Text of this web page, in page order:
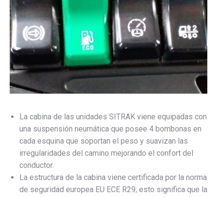
La cabina de las unidades SITRAK viene equipadas con
una suspensión neumática que posee 4 bombonas en
cada esquina que soportan el peso y suavizan las
irregularidades del camino mejorando el confort del
conductor.
La estructura de la cabina viene certificada por la norma
de seguridad europea EU ECE R29, esto significa que la